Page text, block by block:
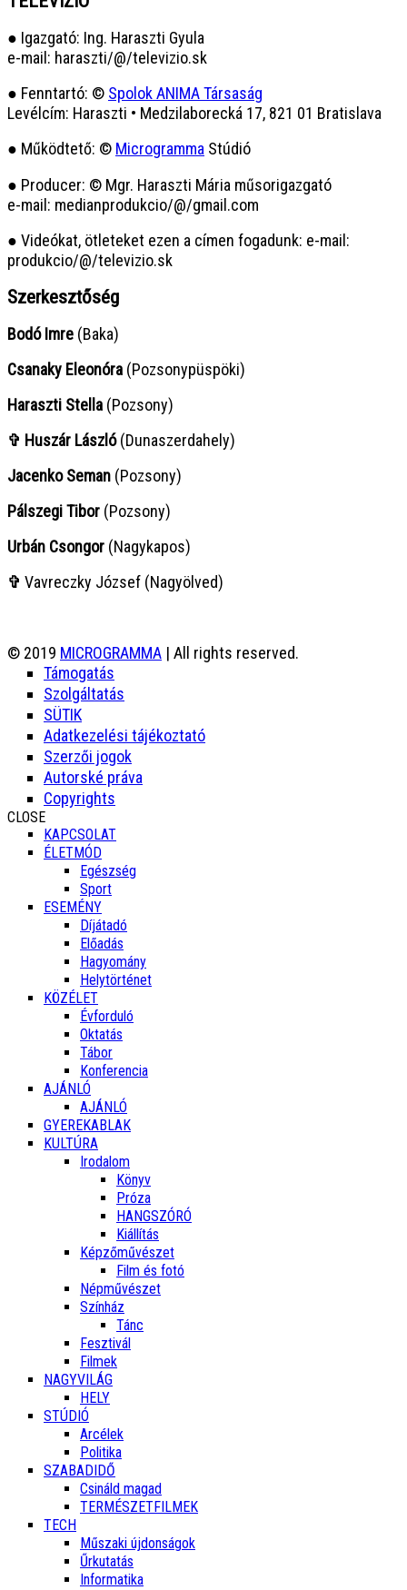
● Igazgató: Ing. Haraszti Gyula
e-mail: haraszti/@/televizio.sk
● Fenntartó: © Spolok ANIMA Társaság
Levélcím: Haraszti • Medzilaborecká 17, 821 01 Bratislava
● Működtető: © Microgramma Stúdió
● Producer: © Mgr. Haraszti Mária műsorigazgató
e-mail: medianprodukcio/@/gmail.com
● Videókat, ötleteket ezen a címen fogadunk: e-mail:
produkcio/@/televizio.sk
Szerkesztőség
Bodó Imre (Baka)
Csanaky Eleonóra (Pozsonypüspöki)
Haraszti Stella (Pozsony)
✞ Huszár László(Dunaszerdahely)
Jacenko Seman (Pozsony)
Pálszegi Tibor (Pozsony)
Urbán Csongor (Nagykapos)
✞ Vavreczky József (Nagyölved)
© 2019 MICROGRAMMA | All rights reserved.
Támogatás
Szolgáltatás
SÜTIK
Adatkezelési tájékoztató
Szerzői jogok
Autorské práva
Copyrights
CLOSE
KAPCSOLAT
ÉLETMÓD
Egészség
Sport
ESEMÉNY
Díjátadó
Előadás
Hagyomány
Helytörténet
KÖZÉLET
Évforduló
Oktatás
Tábor
Konferencia
AJÁNLÓ
AJÁNLÓ
GYEREKABLAK
KULTÚRA
Irodalom
Könyv
Próza
HANGSZÓRÓ
Kiállítás
Képzőművészet
Film és fotó
Népművészet
Színház
Tánc
Fesztivál
Filmek
NAGYVILÁG
HELY
STÚDIÓ
Arcélek
Politika
SZABADIDŐ
Csináld magad
TERMÉSZETFILMEK
TECH
Műszaki újdonságok
Űrkutatás
Informatika